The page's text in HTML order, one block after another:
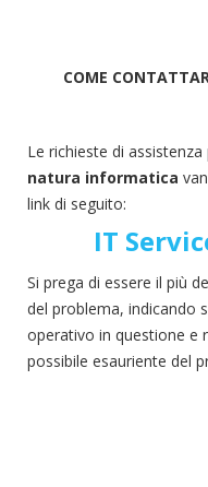
COME
Le richieste di
natura informatica
link di seguito:
IT
Si prega di essere il più
del problema, indicando
operativo in questione e
possibile esauriente del